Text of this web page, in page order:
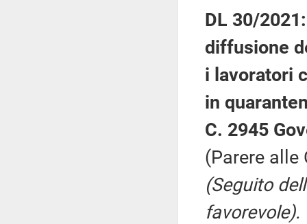
DL 30/
diffusione
i lavoratori
in
C. 2945
(Parere alle
(Seguito
favorevole).